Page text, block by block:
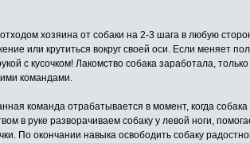
хозяина от собаки на 2-3 шага в любую
или крутиться вокруг своей оси. Если меняет
с кусочком! Лакомство собака заработала,
командами.
команда отрабатывается в момент, когда
в руке разворачиваем собаку у левой ноги,
По окончании навыка освободить собаку